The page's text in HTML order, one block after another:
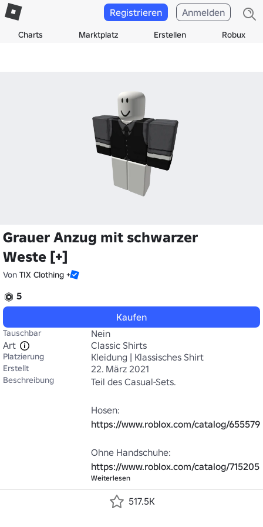
Charts Marktplatz Erstellen Robux
Registrieren Anmelden
Grauer Anzug mit schwarzer
Weste [+]
Von TIX Clothing +
5
Kaufen
Tauschbar
Nein
Art
Classic Shirts
Platzierung Kleidung | Klassisches Shirt
Erstellt 22. März 2021
Beschreibung Teil des Casual-Sets.
https://www.roblox.com/catalog/
https://www.roblox.com/catalog/
Weiterlesen
517.5K